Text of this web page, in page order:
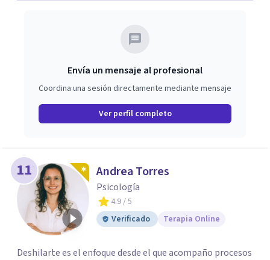
Envía un mensaje al profesional
Coordina una sesión directamente mediante mensaje
Ver perfil completo
11 Andrea Torres
Psicología
4.9/ 5
Verificado
Terapia Online
Deshilarte es el enfoque desde el que acompaño procesos